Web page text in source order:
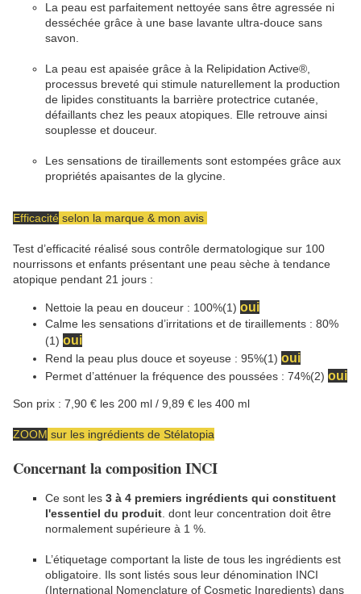
La peau est parfaitement nettoyée sans être agressée ni
desséchée grâce à une base lavante ultra-douce sans
savon.
La peau est apaisée grâce à la Relipidation Active®,
processus breveté qui stimule naturellement la production
de lipides constituants la barrière protectrice cutanée,
défaillants chez les peaux atopiques. Elle retrouve ainsi
souplesse et douceur.
Les sensations de tiraillements sont estompées grâce aux
propriétés apaisantes de la glycine.
Efficacité selon la marque & mon avis
Test d’efficacité réalisé sous contrôle dermatologique sur 100
nourrissons et enfants présentant une peau sèche à tendance
atopique pendant 21 jours :
Nettoie la peau en douceur : 100%(1) oui
Calme les sensations d’irritations et de tiraillements : 80%
(1) oui
Rend la peau plus douce et soyeuse : 95%(1) oui
Permet d’atténuer la fréquence des poussées : 74%(2) oui
Son prix : 7,90 € les 200 ml / 9,89 € les 400 ml
ZOOM sur les ingrédients de Stélatopia
Concernant la composition INCI
Ce sont les 3 à 4 premiers ingrédients qui constituent
l'essentiel du produit . dont leur concentration doit être
normalement supérieure à 1 %.
L’étiquetage comportant la liste de tous les ingrédients est
obligatoire. Ils sont listés sous leur dénomination INCI
(International Nomenclature of Cosmetic Ingredients) dans